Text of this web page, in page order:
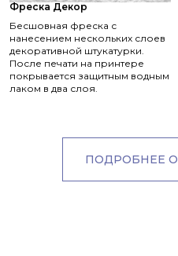
Фреска Декор
Бесшовная фреска с
нанесением нескольких слоев
декоративной штукатурки.
После печати на принтере
покрывается защитным водным
лаком в два слоя.
ПОДРОБНЕЕ